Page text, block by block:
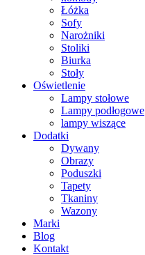
Łóżka
Sofy
Narożniki
Stoliki
Biurka
Stoły
Oświetlenie
Lampy stołowe
Lampy podłogowe
lampy wiszące
Dodatki
Dywany
Obrazy
Poduszki
Tapety
Tkaniny
Wazony
Marki
Blog
Kontakt